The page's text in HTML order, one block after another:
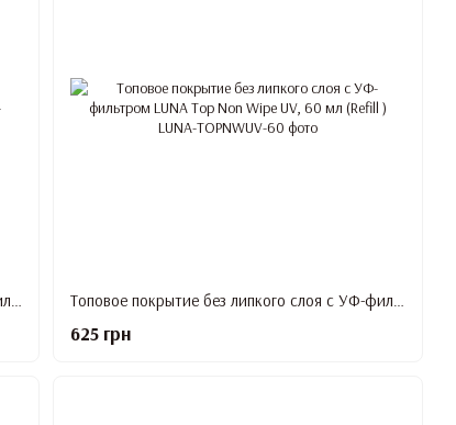
Топовое покрытие без липкого слоя с УФ-фильтром LUNA Top Non Wipe UV, 13 мл Топовое покрытие без липкого слоя с УФ-фильтром LUNA Top Non Wipe UV, 60 мл (Refill )
625 грн